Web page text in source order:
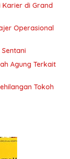
Karier di Grand
Operasional
Agung Terkait
Tokoh